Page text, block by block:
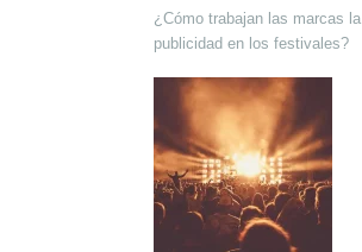
¿Cómo trabajan las marcas la
publicidad en los festivales?